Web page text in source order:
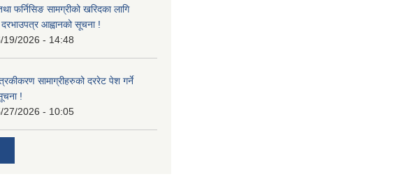
फर्निसिङ सामग्रीको खरिदका लागि
दरभाउपत्र आह्वानको सूचना !
19/2026 - 14:48
सामाग्रीहरुको दररेट पेश गर्ने
!
27/2026 - 10:05